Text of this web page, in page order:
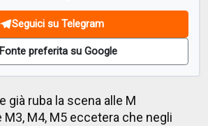
Seguici su Telegram
Fonte preferita su Google
già ruba la scena alle M
M4, M5 eccetera che negli